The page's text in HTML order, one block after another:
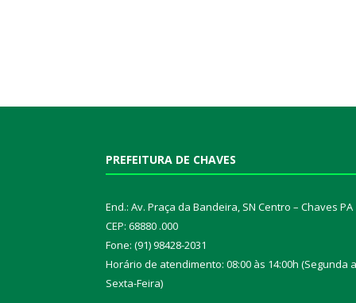
PREFEITURA DE CHAVES
End.: Av. Praça da Bandeira, SN Centro – Chaves PA
CEP: 68880 .000
Fone: (91) 98428-2031
Horário de atendimento: 08:00 às 14:00h (Segunda a
Sexta-Feira)